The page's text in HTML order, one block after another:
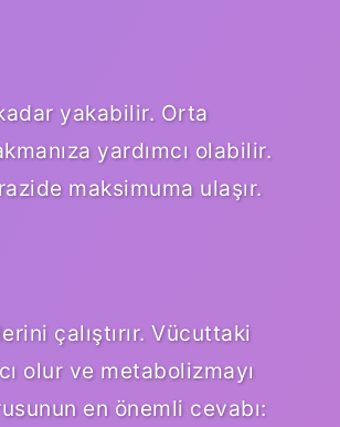
yakabilir. Orta
yardımcı olabilir.
maksimuma ulaşır.
çalıştırır. Vücuttaki
olur ve metabolizmayı
en önemli cevabı: